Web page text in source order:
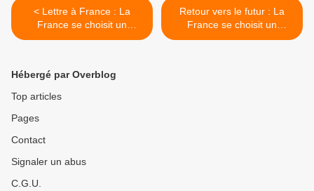
< Lettre à France : La
France se choisit un
premier ministre !
Retour vers le futur : La
France se choisit un
premier sinistre ! >
Hébergé par Overblog
Top articles
Pages
Contact
Signaler un abus
C.G.U.